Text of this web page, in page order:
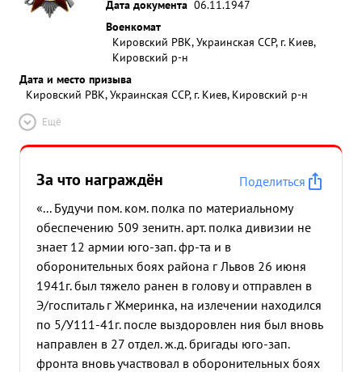
Дата документа 06.11.1947
Военкомат
Кировский РВК, Украинская ССР, г. Киев,
Кировский р-н
Дата и место призыва
Кировский РВК, Украинская ССР, г. Киев, Кировский р-н
Ещё
За что награждён
Поделиться
«... Будучи пом. ком. полка по материальному
обеспечению 509 зенитн. арт. полка дивизии не
знает 12 армии юго-зап. фр-та и в
оборонительных боях района г Львов 26 июня
1941г. был тяжело ранен в голову и отправлен в
Э/госпиталь г Жмеринка, на излечении находился
по 5/У111-41г. после выздоровлен ния был вновь
направлен в 27 отдел. ж.д. бригады юго-зап.
фронта вновь участвовал в оборонительных боях